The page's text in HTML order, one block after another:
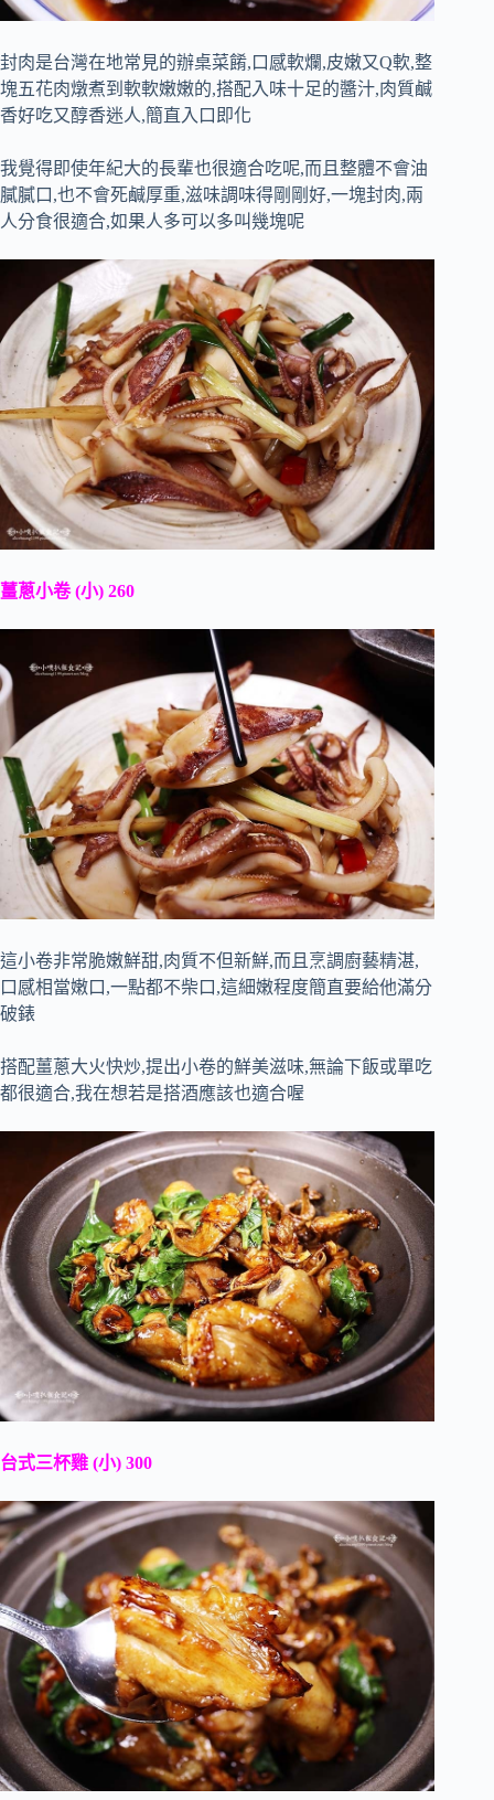
封肉是台灣在地常見的辦桌菜餚,口感軟爛,皮嫩又Q軟,整
塊五花肉燉煮到軟軟嫩嫩的,搭配入味十足的醬汁,肉質鹹
香好吃又醇香迷人,簡直入口即化
我覺得即使年紀大的長輩也很適合吃呢,而且整體不會油
膩膩口,也不會死鹹厚重,滋味調味得剛剛好,一塊封肉,兩
人分食很適合,如果人多可以多叫幾塊呢
薑蔥小卷 (小) 260
這小卷非常脆嫩鮮甜,肉質不但新鮮,而且烹調廚藝精湛,
口感相當嫩口,一點都不柴口,這細嫩程度簡直要給他滿分
破錶
搭配薑蔥大火快炒,提出小卷的鮮美滋味,無論下飯或單吃
都很適合,我在想若是搭酒應該也適合喔
台式三杯雞 (小) 300